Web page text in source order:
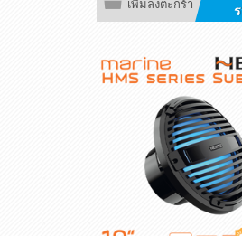
เพิ่มลงตะกร้า